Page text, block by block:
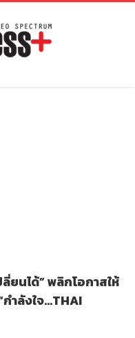
ยนได้” พลิกโอกาสให้
ำลังใจ…THAI